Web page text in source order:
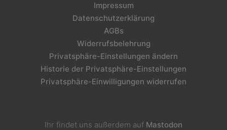
Impressum
Datenschutzerklärung
AGBs
Widerrufsbelehrung
Privatsphäre-Einstellungen ändern
Historie der Privatsphäre-Einstellungen
Privatsphäre-Einwilligungen widerrufen
Ihr findet uns außerdem auf Mastodon